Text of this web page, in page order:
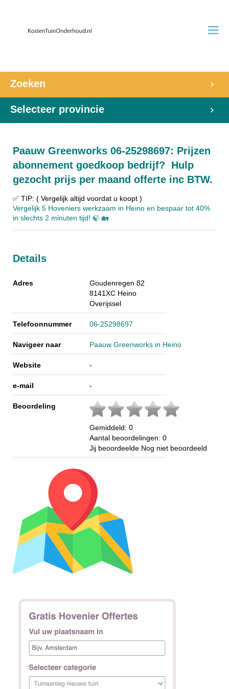
Zoeken
Selecteer provincie
Paauw Greenworks 06-25298697: Prijzen
abonnement goedkoop bedrijf? Hulp
gezocht prijs per maand offerte inc BTW.
✅ TIP: ( Vergelijk altijd voordat u koopt )
Vergelijk 5 Hoveniers werkzaam in Heino en bespaar tot 40%
in slechts 2 minuten tijd! 🍃 🏡
Details
Adres
Goudenregen 82
8141XC Heino
Overijssel
Telefoonnummer 06-25298697
Navigeer naar Paauw Greenworks in Heino
Website -
e-mail -
Beoordeling
Gemiddeld: 0
Aantal beoordelingen: 0
Jij beoordeelde Nog niet beoordeeld